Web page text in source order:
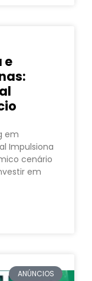
e
em
Impulsiona
cenário
em
ANÚNCIOS